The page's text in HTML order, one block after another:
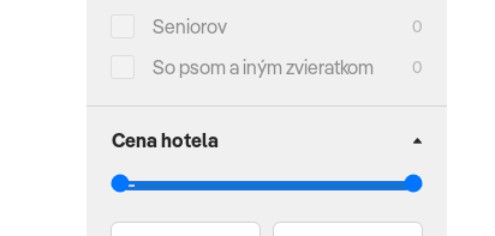
Seniorov 0
So psom a iným zvieratkom 0
Cena hotela